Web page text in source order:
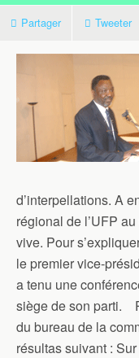
Partager Tweeter
d’interpellations. A
régional de l’UFP
vive. Pour
le premier vice-
a tenu une
siège de son parti.
du bureau de la
résultas suivant :